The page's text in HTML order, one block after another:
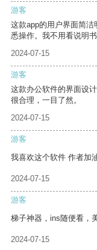
游客
这款app的用户界面简
悉操作。我不用看说明
2024-07-15
游客
这款办公软件的界面设
很合理，一目了然。
2024-07-15
游客
我喜欢这个软件 作者加
2024-07-15
游客
梯子神器，ins随便看，
2024-07-15